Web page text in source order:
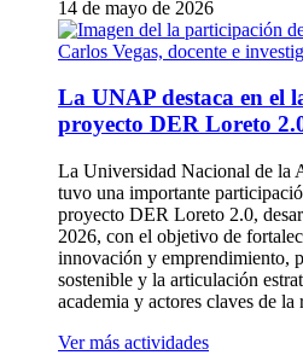
14 de mayo de 2026
La UNAP destaca en el
proyecto DER Loreto
La Universidad Nacional de la
tuvo una importante
proyecto DER Loreto 2.0,
2026, con el objetivo de
innovación y emprendimiento,
sostenible y la articulación
academia y actores claves de
Ver más actividades